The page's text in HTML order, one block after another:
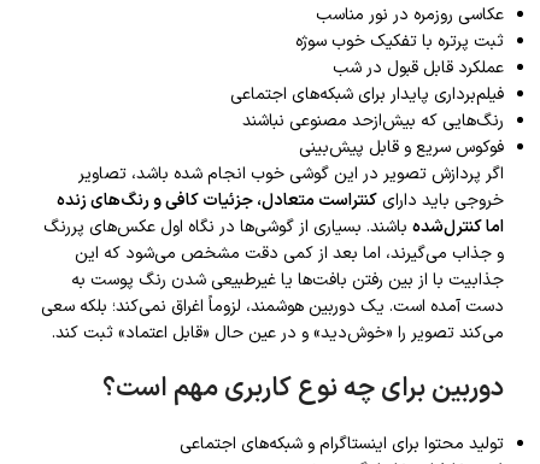
عکاسی روزمره در نور مناسب
ثبت پرتره با تفکیک خوب سوژه
عملکرد قابل قبول در شب
فیلم‌برداری پایدار برای شبکه‌های اجتماعی
رنگ‌هایی که بیش‌ازحد مصنوعی نباشند
فوکوس سریع و قابل پیش‌بینی
اگر پردازش تصویر در این گوشی خوب انجام شده باشد، تصاویر
خروجی باید دارایکنتراست متعادل، جزئیات کافی و رنگ‌های زنده
اما کنترل‌شده باشند. بسیاری از گوشی‌ها در نگاه اول عکس‌های پررنگ
و جذاب می‌گیرند، اما بعد از کمی دقت مشخص می‌شود که این
جذابیت با از بین رفتن بافت‌ها یا غیرطبیعی شدن رنگ پوست به
دست آمده است. یک دوربین هوشمند، لزوماً اغراق نمی‌کند؛ بلکه سعی
می‌کند تصویر را «خوش‌دید» و در عین حال «قابل اعتماد» ثبت کند.
دوربین برای چه نوع کاربری مهم است؟
تولید محتوا برای اینستاگرام و شبکه‌های اجتماعی